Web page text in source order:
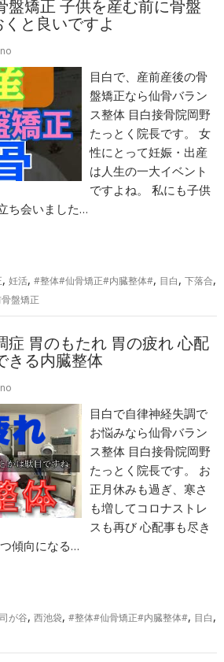
盤矯正 子供を産む前に骨盤
と良いですよ
目白で、産前産後の骨
盤矯正なら仙骨バラン
ス整体 目白接骨院岡野
たっとく院長です。 女
性にとって妊娠・出産
は人生の一大イベント
ですよね。 私にも子供
ち会いました…
,妊活,#整体#仙骨矯正#内臓整体#, 目白,下落合,
盤矯正
症 胃のもたれ 胃の疲れ 心配
きる内臓整体
目白で自律神経失調で
お悩みなら仙骨バラン
ス整体 目白接骨院岡野
たっとく院長です。 お
正月休みも過ぎ、寒さ
も増してコロナストレ
スも再び 心配事も尽き
傾向になる…
が谷,西池袋,#整体#仙骨矯正#内臓整体#, 目白,